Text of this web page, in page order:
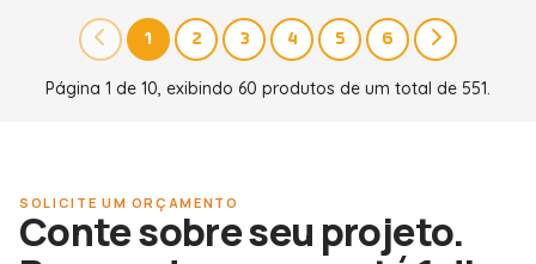
1 2 3 4 5 6
Página 1 de 10, exibindo 60 produtos de um total de 551.
SOLICITE UM ORÇAMENTO
Conte sobre seu projeto.